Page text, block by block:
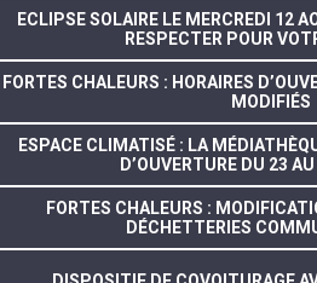
ECLIPSE SOLAIRE LE MERCREDI 12
RESPECTER POUR
FORTES CHALEURS : HORAIRES
MODIFIÉS
ESPACE CLIMATISÉ : LA
D’OUVERTURE DU 23
FORTES CHALEURS :
DÉCHETTERIES